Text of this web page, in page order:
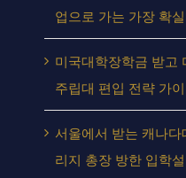
업으로 가는 가장 확
미국대학장학금 받고
주립대 편입 전략 가
서울에서 받는 캐나
리지 총장 방한 입학